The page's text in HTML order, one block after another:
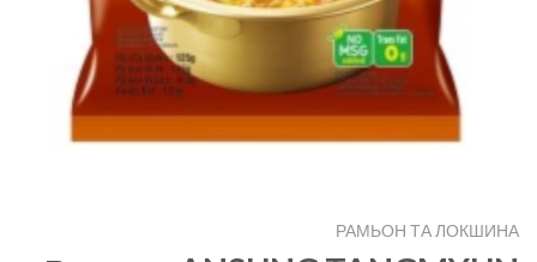
РАМЬОН ТА ЛОКШИНА